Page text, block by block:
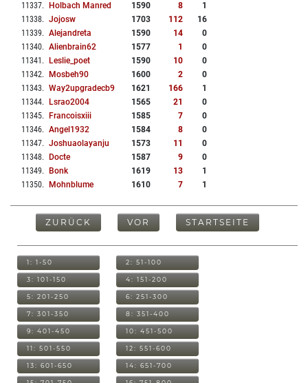
11337. Holbach Manred 1590 8
1
11338. Jojosw 1703 112
16
11339. Alejandreta 1590 14
0
11340. Alienbrain62 1577 1
0
11341 . Leslie_poet 1590 10
0
11342. Mosbeh90 1600 2
0
11343. Way2upgradecb9 1621 166
1
11344. Lsrao2004 1565 21
0
11345. Francoisxiii 1585 7
0
11346. Angel1932 1584 8
0
11347. Joshuaolayanju 1573 11
0
11348. Docte 1587 9
0
11349. Bonk 1619 13
1
11350. Mohnblume 1610 7 1
ZURÜCK VOR STARTSEITE
1: 1-50 2: 51-100
3: 101-150 4: 151-200
5: 201-250 6: 251-300
7: 301-350 8: 351-400
9: 401-450 10: 451-500
11: 501-550 12: 551-600
13: 601-650 14: 651-700